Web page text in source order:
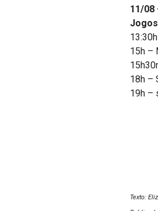
11/08
15h –
18h –
19h –
Texto: